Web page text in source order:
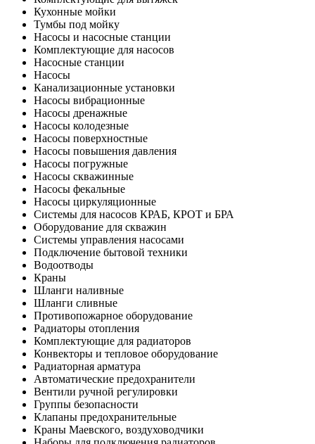
Кухонные мойки
Тумбы под мойку
Насосы и насосные станции
Комплектующие для насосов
Насосные станции
Насосы
Канализационные установки
Насосы вибрационные
Насосы дренажные
Насосы колодезные
Насосы поверхностные
Насосы повышения давления
Насосы погружные
Насосы скважинные
Насосы фекальные
Насосы циркуляционные
Системы для насосов КРАБ, КРОТ и БРА
Оборудование для скважин
Системы управления насосами
Подключение бытовой техники
Водоотводы
Краны
Шланги наливные
Шланги сливные
Противопожарное оборудование
Радиаторы отопления
Комплектующие для радиаторов
Конвекторы и тепловое оборудование
Радиаторная арматура
Автоматические предохранители
Вентили ручной регулировки
Группы безопасности
Клапаны предохранительные
Краны Маевского, воздуховодчики